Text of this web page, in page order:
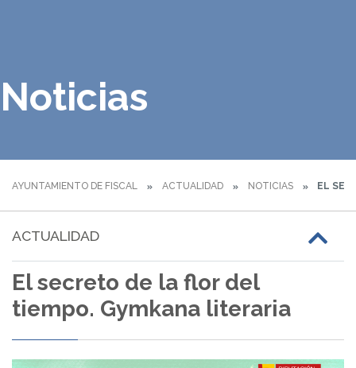
Noticias
AYUNTAMIENTO DE FISCAL ACTUALIDAD NOTICIAS EL
ACTUALIDAD
El secreto de la flor del
tiempo. Gymkana literaria